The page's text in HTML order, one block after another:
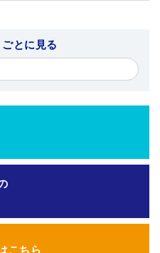
とに見る
こちら